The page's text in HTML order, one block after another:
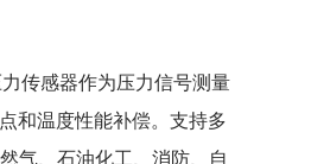
传感器作为压力信号测量
和温度性能补偿。支持多
气、石油化工、消防、自